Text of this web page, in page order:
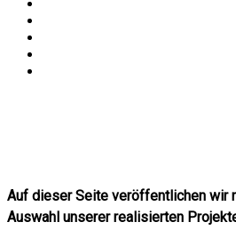
Auf dieser Seite veröffentlichen wir
Auswahl unserer realisierten